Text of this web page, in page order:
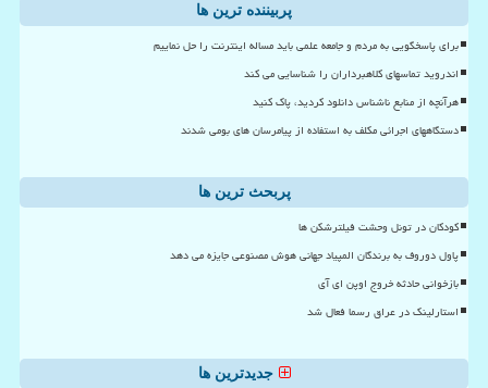
پربیننده ترین ها
برای پاسخگویی به مردم و جامعه علمی باید مساله اینترنت را حل نماییم
اندروید تماسهای کلاهبرداران را شناسایی می کند
هرآنچه از منابع ناشناس دانلود کردید، پاک کنید
دستگاههای اجرائی مکلف به استفاده از پیامرسان های بومی شدند
پربحث ترین ها
کودکان در تونل وحشت فیلترشکن ها
پاول دوروف به برندگان المپیاد جهانی هوش مصنوعی جایزه می دهد
بازخوانی حادثه خروج اوپن ای آی
استارلینک در عراق رسما فعال شد
جدیدترین ها